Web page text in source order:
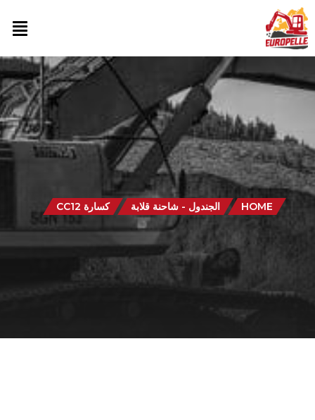
HOME الجندول - شاحنة قلابة كسارة CC12